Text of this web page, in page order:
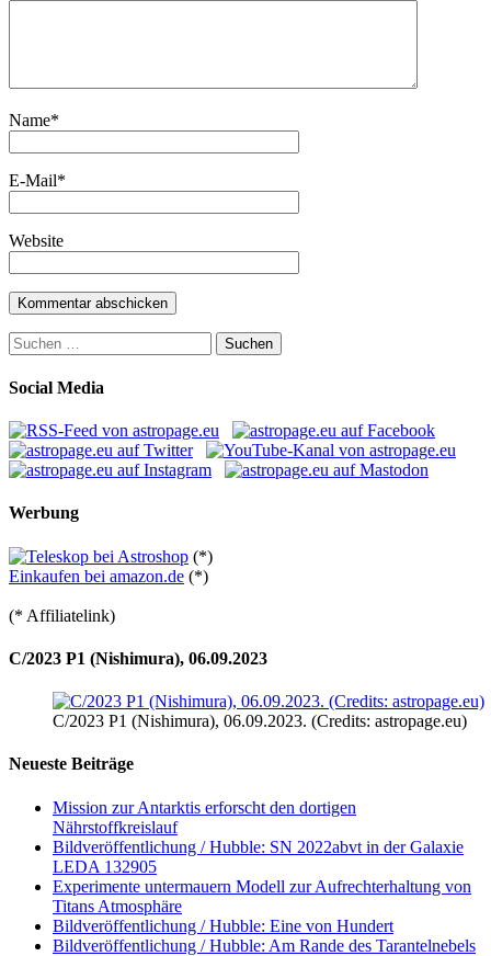
Name*
E-Mail*
Website
Suchen
nach:
Social Media
Werbung
(*)
Einkaufen bei amazon.de (*)
(* Affiliatelink)
C/2023 P1 (Nishimura), 06.09.2023
C/2023 P1 (Nishimura), 06.09.2023. (Credits: astropage.eu)
Neueste Beiträge
Mission zur Antarktis erforscht den dortigen
Nährstoffkreislauf
Bildveröffentlichung / Hubble: SN 2022abvt in der Galaxie
LEDA 132905
Experimente untermauern Modell zur Aufrechterhaltung von
Titans Atmosphäre
Bildveröffentlichung / Hubble: Eine von Hundert
Bildveröffentlichung / Hubble: Am Rande des Tarantelnebels